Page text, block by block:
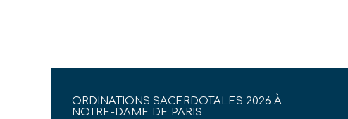
ORDINATIONS SACERDOTALES 2026 À
NOTRE-DAME DE PARIS